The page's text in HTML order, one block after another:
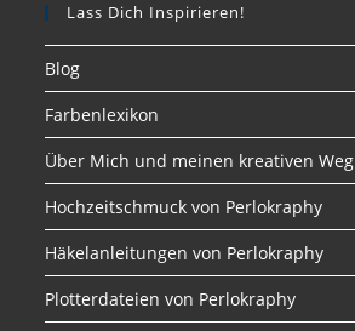
Lass Dich Inspirieren!
Blog
Farbenlexikon
Über Mich und meinen kreativen Weg
Hochzeitschmuck von Perlokraphy
Häkelanleitungen von Perlokraphy
Plotterdateien von Perlokraphy